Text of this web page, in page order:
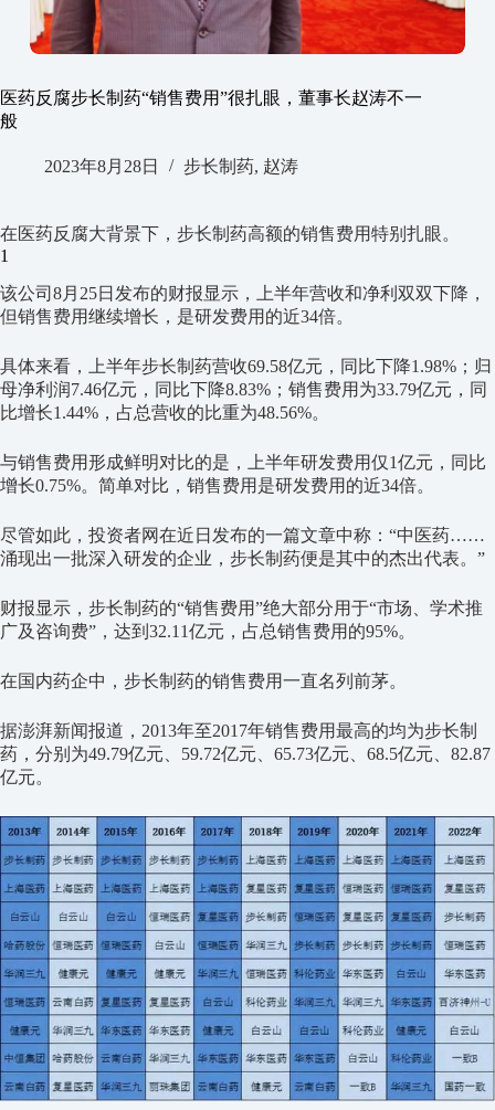
医药反腐步长制药“销售费用”很扎眼，董事长赵涛不一
般
2023年8月28日 步长制药, 赵涛
在医药反腐大背景下，步长制药高额的销售费用特别扎眼。
1
该公司8月25日发布的财报显示，上半年营收和净利双双下降，
但销售费用继续增长，是研发费用的近34倍。
具体来看，上半年步长制药营收69.58亿元，同比下降1.98%；归
母净利润7.46亿元，同比下降8.83%；销售费用为33.79亿元，同
比增长1.44%，占总营收的比重为48.56%。
与销售费用形成鲜明对比的是，上半年研发费用仅1亿元，同比
增长0.75%。简单对比，销售费用是研发费用的近34倍。
尽管如此，投资者网在近日发布的一篇文章中称：“中医药……
涌现出一批深入研发的企业，步长制药便是其中的杰出代表。”
财报显示，步长制药的“销售费用”绝大部分用于“市场、学术推
广及咨询费”，达到32.11亿元，占总销售费用的95%。
在国内药企中，步长制药的销售费用一直名列前茅。
据澎湃新闻报道，2013年至2017年销售费用最高的均为步长制
药，分别为49.79亿元、59.72亿元、65.73亿元、68.5亿元、82.87
亿元。